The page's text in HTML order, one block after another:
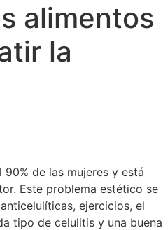
alimentos
la
de las mujeres y está
Este problema estético se
ejercicios, el
tipo de celulitis y una buena